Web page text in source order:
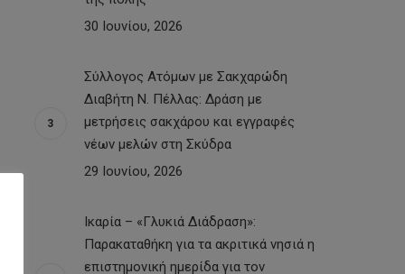
30 Ιουνίου, 2026
Σύλλογος Ατόμων με Σακχαρώδη
Διαβήτη Ν. Πέλλας: Δράση με
μετρήσεις σακχάρου και εγγραφές
νέων μελών στη Σκύδρα
29 Ιουνίου, 2026
Ικαρία – «Γλυκιά Διάδραση»:
Παρακαταθήκη για τα ακριτικά νησιά η
επιστημονική ημερίδα για τον